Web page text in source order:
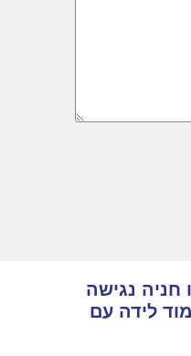
חניה נגישה
לידה עם